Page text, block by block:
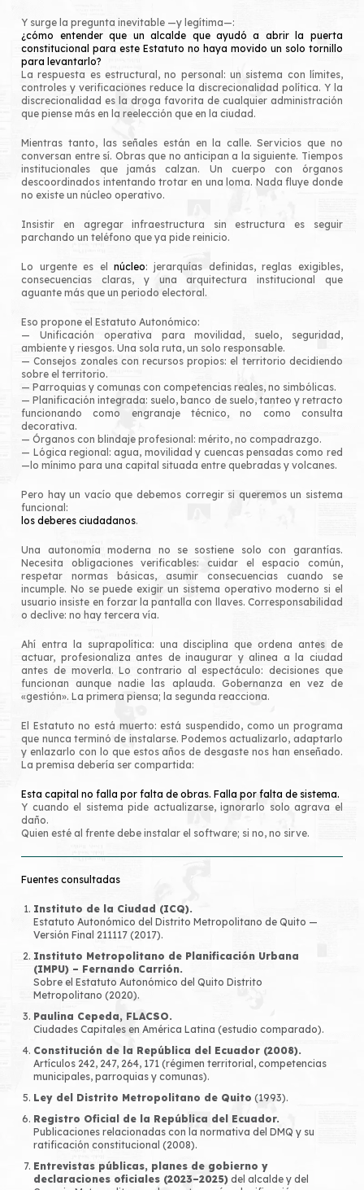
Y surge la pregunta inevitable —y legítima—:
¿cómo entender que un alcalde que ayudó a abrir la puerta
constitucional para este Estatuto no haya movido un solo tornillo
para levantarlo?
La respuesta es estructural, no personal: un sistema con límites,
controles y verificaciones reduce la discrecionalidad política. Y la
discrecionalidad es la droga favorita de cualquier administración
que piense más en la reelección que en la ciudad.
Mientras tanto, las señales están en la calle. Servicios que no
conversan entre sí. Obras que no anticipan a la siguiente. Tiempos
institucionales que jamás calzan. Un cuerpo con órganos
descoordinados intentando trotar en una loma. Nada fluye donde
no existe un núcleo operativo.
Insistir en agregar infraestructura sin estructura es seguir
parchando un teléfono que ya pide reinicio.
Lo urgente es el núcleo: jerarquías definidas, reglas exigibles,
consecuencias claras, y una arquitectura institucional que
aguante más que un periodo electoral.
Eso propone el Estatuto Autonómico:
— Unificación operativa para movilidad, suelo, seguridad,
ambiente y riesgos. Una sola ruta, un solo responsable.
— Consejos zonales con recursos propios: el territorio decidiendo
sobre el territorio.
— Parroquias y comunas con competencias reales, no simbólicas.
— Planificación integrada: suelo, banco de suelo, tanteo y retracto
funcionando como engranaje técnico, no como consulta
decorativa.
— Órganos con blindaje profesional: mérito, no compadrazgo.
— Lógica regional: agua, movilidad y cuencas pensadas como red
—lo mínimo para una capital situada entre quebradas y volcanes.
Pero hay un vacío que debemos corregir si queremos un sistema
funcional:
los deberes ciudadanos.
Una autonomía moderna no se sostiene solo con garantías.
Necesita obligaciones verificables: cuidar el espacio común,
respetar normas básicas, asumir consecuencias cuando se
incumple. No se puede exigir un sistema operativo moderno si el
usuario insiste en forzar la pantalla con llaves. Corresponsabilidad
o declive: no hay tercera vía.
Ahí entra la suprapolítica: una disciplina que ordena antes de
actuar, profesionaliza antes de inaugurar y alinea a la ciudad
antes de moverla. Lo contrario al espectáculo: decisiones que
funcionan aunque nadie las aplauda. Gobernanza en vez de
«gestión». La primera piensa; la segunda reacciona.
El Estatuto no está muerto: está suspendido, como un programa
que nunca terminó de instalarse. Podemos actualizarlo, adaptarlo
y enlazarlo con lo que estos años de desgaste nos han enseñado.
La premisa debería ser compartida:
Esta capital no falla por falta de obras. Falla por falta de sistema.
Y cuando el sistema pide actualizarse, ignorarlo solo agrava el
daño.
Quien esté al frente debe instalar el software; si no, no sirve.
Fuentes consultadas
Instituto de la Ciudad (ICQ).
Estatuto Autonómico del Distrito Metropolitano de Quito —
Versión Final 211117 (2017).
Instituto Metropolitano de Planificación Urbana
(IMPU) – Fernando Carrión.
Sobre el Estatuto Autonómico del Quito Distrito
Metropolitano (2020).
Paulina Cepeda, FLACSO.
Ciudades Capitales en América Latina (estudio comparado).
Constitución de la República del Ecuador (2008).
Artículos 242, 247, 264, 171 (régimen territorial, competencias
municipales, parroquias y comunas).
Ley del Distrito Metropolitano de Quito (1993).
Registro Oficial de la República del Ecuador.
Publicaciones relacionadas con la normativa del DMQ y su
ratificación constitucional (2008).
Entrevistas públicas, planes de gobierno y
declaraciones oficiales (2023–2025) del alcalde y del